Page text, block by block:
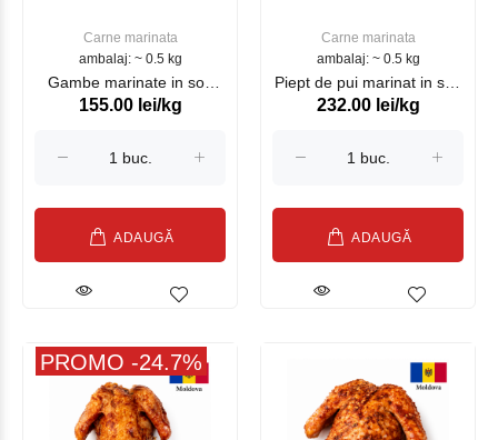
Carne marinata
ambalaj: ~ 0.5 kg
Gambe marinate in sos
Tandury (kg)
155.00 lei/kg
ADAUGĂ
Carne marinata
ambalaj: ~ 0.5 kg
Piept de pui marinat in sos
Mediteranean, kg
232.00 lei/kg
ADAUGĂ
PROMO -24.7%